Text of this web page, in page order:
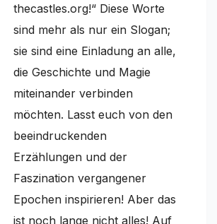
thecastles.org!“ Diese Worte
sind mehr als nur ein Slogan;
sie sind eine Einladung an alle,
die Geschichte und Magie
miteinander verbinden
möchten. Lasst euch von den
beeindruckenden
Erzählungen und der
Faszination vergangener
Epochen inspirieren! Aber das
ist noch lange nicht alles! Auf